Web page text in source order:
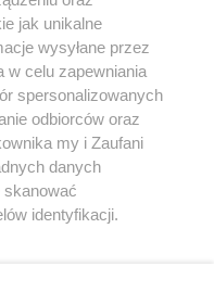
Youtube
jak unikalne
wysyłane przez
w celu zapewniania
spersonalizowanych
odbiorców oraz
my i Zaufani
danych
identyfikacji.